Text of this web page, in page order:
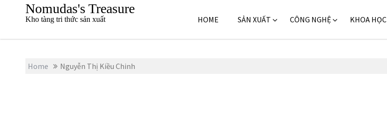
p
Nomudas's Treasure
Kho tàng tri thức sản xuất HOME SẢN XUẤT CÔNG NGHỆ KHOA HỌC
Home Nguyễn Thị Kiều Chinh